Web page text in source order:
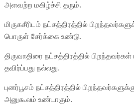
அளவற்ற மகிழ்ச்சி தரும்.
மிருகசீரிடம் நட்சத்திரத்தில்
பொருள் சேர்க்கை உண்டு.
திருவாதிரை நட்சத்திரத்தில்
தவிர்ப்பது நல்லது.
புனர்பூசம் நட்சத்திரத்தில்
அனுகூலம் உண்டாகும்.